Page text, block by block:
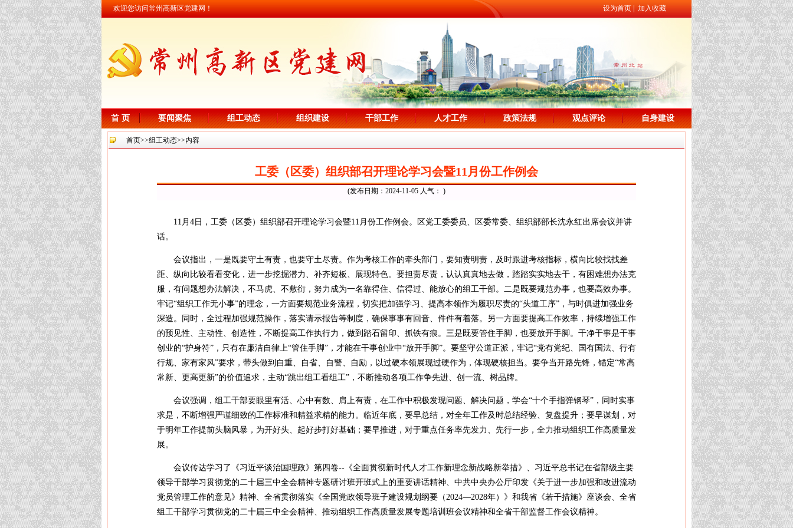
欢迎您访问常州高新区党建网！ 设为首页 加入收藏
首 页 要闻聚焦 组工动态 组织建设 干部工作 人才工作 政策法规 观点评论 自身建设
首页>>组工动态>>内容
工委（区委）组织部召开理论学习会暨11月份工作例会
(发布日期：2024-11-05 人气： )
11月4日，工委（区委）组织部召开理论学习会暨11月份工作例会。区党工委委员、区委常委、组织部部长沈永红出席会议并讲
话。
会议指出，一是既要守土有责，也要守土尽责。作为考核工作的牵头部门，要知责明责，及时跟进考核指标，横向比较找找差
距、纵向比较看看变化，进一步挖掘潜力、补齐短板、展现特色。要担责尽责，认认真真地去做，踏踏实实地去干，有困难想办法克
服，有问题想办法解决，不马虎、不敷衍，努力成为一名靠得住、信得过、能放心的组工干部。二是既要规范办事，也要高效办事。
牢记“组织工作无小事”的理念，一方面要规范业务流程，切实把加强学习、提高本领作为履职尽责的“头道工序”，与时俱进加强业务
深造。同时，全过程加强规范操作，落实请示报告等制度，确保事事有回音、件件有着落。另一方面要提高工作效率，持续增强工作
的预见性、主动性、创造性，不断提高工作执行力，做到踏石留印、抓铁有痕。三是既要管住手脚，也要放开手脚。干净干事是干事
创业的“护身符”，只有在廉洁自律上“管住手脚”，才能在干事创业中“放开手脚”。要坚守公道正派，牢记“党有党纪、国有国法、行有
行规、家有家风”要求，带头做到自重、自省、自警、自励，以过硬本领展现过硬作为，体现硬核担当。要争当开路先锋，锚定“常高
常新、更高更新”的价值追求，主动“跳出组工看组工”，不断推动各项工作争先进、创一流、树品牌。
会议强调，组工干部要眼里有活、心中有数、肩上有责，在工作中积极发现问题、解决问题，学会“十个手指弹钢琴”，同时实事
求是，不断增强严谨细致的工作标准和精益求精的能力。临近年底，要早总结，对全年工作及时总结经验、复盘提升；要早谋划，对
于明年工作提前头脑风暴，为开好头、起好步打好基础；要早推进，对于重点任务率先发力、先行一步，全力推动组织工作高质量发
展。
会议传达学习了《习近平谈治国理政》第四卷--《全面贯彻新时代人才工作新理念新战略新举措》、习近平总书记在省部级主要
领导干部学习贯彻党的二十届三中全会精神专题研讨班开班式上的重要讲话精神、中共中央办公厅印发《关于进一步加强和改进流动
党员管理工作的意见》精神、全省贯彻落实《全国党政领导班子建设规划纲要（2024—2028年）》和我省《若干措施》座谈会、全省
组工干部学习贯彻党的二十届三中全会精神、推动组织工作高质量发展专题培训班会议精神和全省干部监督工作会议精神。